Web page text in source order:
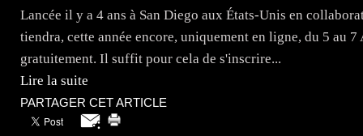
Lancée il y a 4 ans à San Diego aux États-Unis en
tiendra, cette année encore, uniquement en ligne, du 5 au
gratuitement. Il suffit pour cela de s'inscrire...
Lire la suite
PARTAGER CET ARTICLE